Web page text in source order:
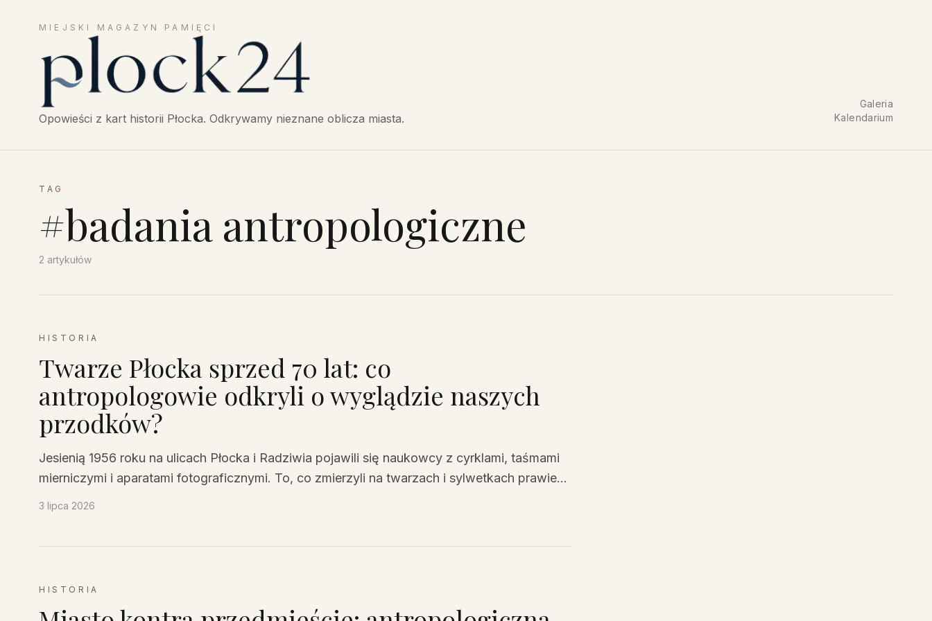
Płock24 — Opowieści z historii Płocka, miejski magazyn pamięci
MIEJSKI MAGAZYN PAMIĘCI
Opowieści z kart historii Płocka. Odkrywamy nieznane oblicza miasta.
Galeria
Kalendarium
TAG
#badania antropologiczne
2 artykułów
HISTORIA
Twarze Płocka sprzed 70 lat: co
antropologowie odkryli o wyglądzie naszych
przodków?
Jesienią 1956 roku na ulicach Płocka i Radziwia pojawili się naukowcy z cyrklami, taśmami
mierniczymi i aparatami fotograficznymi. To, co zmierzyli na twarzach i sylwetkach prawie
3 lipca 2026
HISTORIA